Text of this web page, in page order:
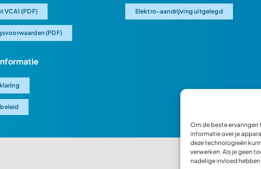
Om de beste
informatie over je
deze technologieën
verwerken. Als je geen
nadelige invloed
VCA1 (PDF)
(PDF)
Elektro-aandrijving uitgelegd